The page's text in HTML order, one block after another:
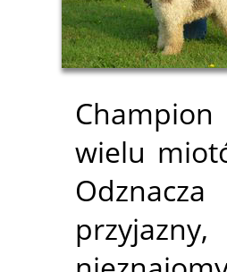
wielu